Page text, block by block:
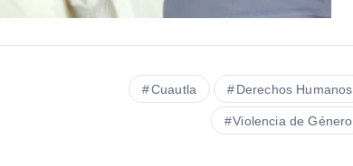
Cuautla Derechos Humanos
Violencia de Género